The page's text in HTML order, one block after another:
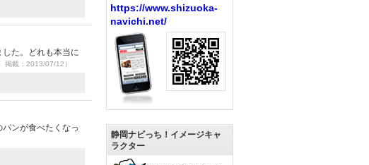
た。どれも本当に
掲載：2013/07/12）
ンが食べたくなっ
https://www.shizuoka-
navichi.net/
静岡ナビっち！イメージキャ
ラクター